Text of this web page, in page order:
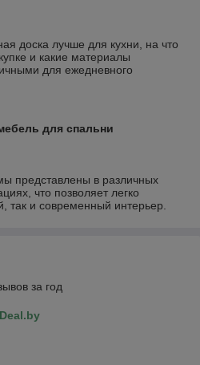
доска лучше для кухни, на что
и какие материалы
для ежедневного
для спальни
представлены в различных
что позволяет легко
так и современный интерьер.
за год
Deal.by